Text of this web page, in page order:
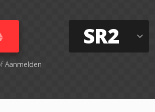
Aanmelden
SR2